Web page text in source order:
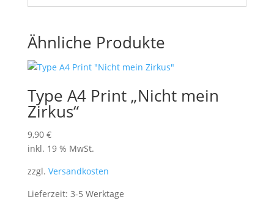
Ähnliche Produkte
Type A4 Print „Nicht mein
Zirkus“
9,90 €
inkl. 19 % MwSt.
zzgl. Versandkosten
Lieferzeit: 3-5 Werktage